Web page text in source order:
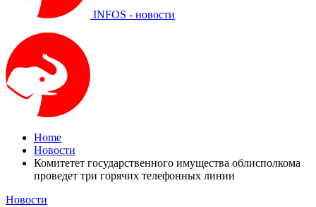
INFOS - новости
Home
Новости
Комитетет государственного имущества облисполкома
проведет три горячих телефонных линии
Новости